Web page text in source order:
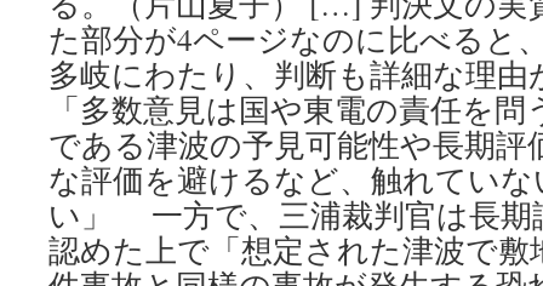
た部分が4ページなのに比べると
多岐にわたり、判断も詳細な理
「多数意見は国や東電の責任を
である津波の予見可能性や長期評
な評価を避けるなど、触れてい
い」 一方で、三浦裁判官は長期
認めた上で「想定された津波で